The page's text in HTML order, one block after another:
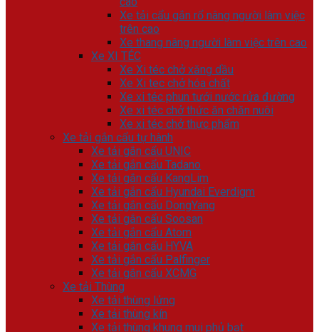
Xe tải cẩu gắn rổ nâng người làm việc
trên cao
Xe thang nâng người làm việc trên cao
Xe XI TÉC
Xe Xi téc chở xăng dầu
Xe Xi tec chở hóa chất
Xe xi téc phun tưới nước rửa đường
Xe xi téc chở thức ăn chăn nuôi
Xe xi téc chở thực phẩm
Xe tải gắn cẩu tự hành
Xe tải gắn cẩu UNIC
Xe tải gắn cẩu Tadano
Xe tải gắn cẩu KangLim
Xe tải gắn cẩu Hyundai Everdigm
Xe tải gắn cẩu DongYang
Xe tải gắn cẩu Soosan
Xe tải gắn cẩu Atom
Xe tải gắn cẩu HYVA
Xe tải gắn cẩu Palfinger
Xe tải gắn cẩu XCMG
Xe tải Thùng
Xe tải thùng lửng
Xe tải thùng kín
Xe tải thùng khung mui phủ bạt